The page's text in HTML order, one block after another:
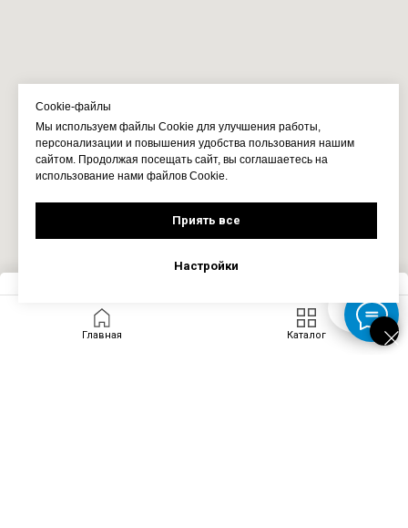
Cookie-файлы
Мы используем файлы Cookie для улучшения работы,
персонализации и повышения удобства пользования нашим
сайтом. Продолжая посещать сайт, вы соглашаетесь на
использование нами файлов Cookie.
Приять все
Настройки
Главная Каталог